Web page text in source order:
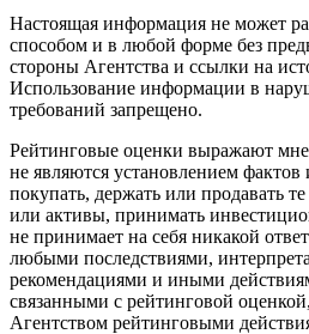
Настоящая информация не может
способом и в любой форме без
стороны Агентства и ссылки на
Использование информации в
требований запрещено.
Рейтинговые оценки выражают
не являются установлением
покупать, держать или продавать
или активы, принимать
не принимает на себя никакой
любыми последствиями,
рекомендациями и иными
связанными с рейтинговой
Агентством рейтинговыми